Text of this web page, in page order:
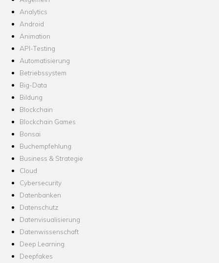
Analytics
Android
Animation
API-Testing
Automatisierung
Betriebssystem
Big-Data
Bildung
Blockchain
Blockchain Games
Bonsai
Buchempfehlung
Business & Strategie
Cloud
Cybersecurity
Datenbanken
Datenschutz
Datenvisualisierung
Datenwissenschaft
Deep Learning
Deepfakes